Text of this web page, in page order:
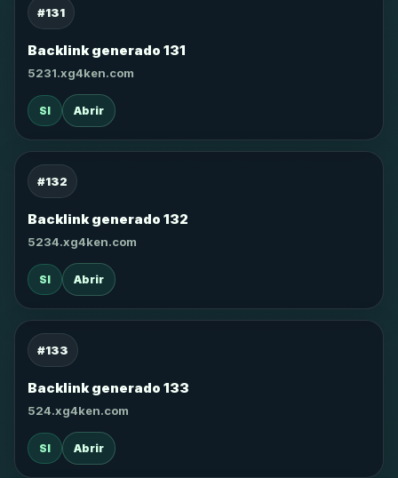
#131
Backlink generado 131
5231.xg4ken.com
SI Abrir
#132
Backlink generado 132
5234.xg4ken.com
SI Abrir
#133
Backlink generado 133
524.xg4ken.com
SI Abrir